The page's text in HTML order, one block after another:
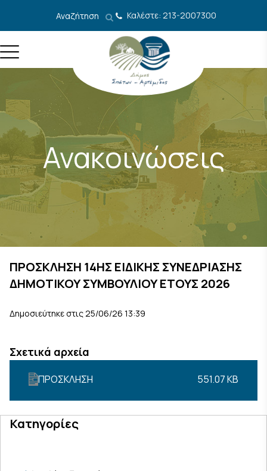
Αναζήτηση Καλέστε: 213-2007300
Ανακοινώσεις
ΠΡΟΣΚΛΗΣΗ 14ΗΣ ΕΙΔΙΚΗΣ ΣΥΝΕΔΡΙΑΣΗΣ
ΔΗΜΟΤΙΚΟΥ ΣΥΜΒΟΥΛΙΟΥ ΕΤΟΥΣ 2026
Δημοσιεύτηκε στις 25/06/26 13:39
Σχετικά αρχεία
ΠΡΟΣΚΛΗΣΗ 551.07 KB
Κατηγορίες